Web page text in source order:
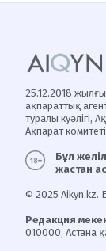
25.12.2018
ақпараттық
туралы куәлігі,
Ақпарат
Бұл
жастан
© 2025 Aikyn.kz.
Редакция
010000, Астана